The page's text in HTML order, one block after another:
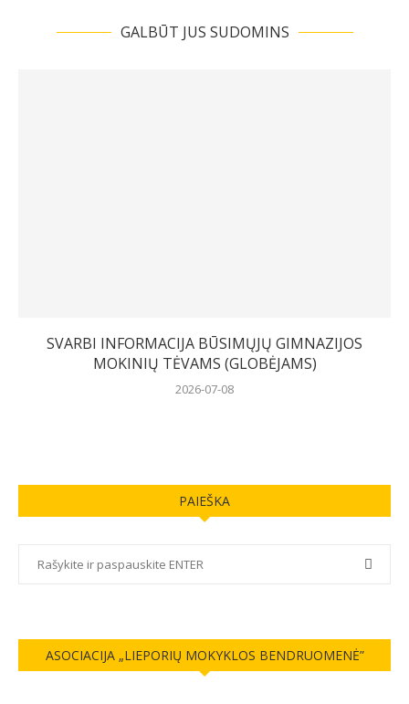
GALBŪT JUS SUDOMINS
SVARBI INFORMACIJA BŪSIMŲJŲ GIMNAZIJOS
MOKINIŲ TĖVAMS (GLOBĖJAMS)
2026-07-08
PAIEŠKA
ASOCIACIJA „LIEPORIŲ MOKYKLOS BENDRUOMENĖ”